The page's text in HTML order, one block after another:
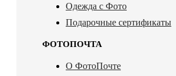
Одежда с Фото
Подарочные сертификаты
ФОТОПОЧТА
О ФотоПочте